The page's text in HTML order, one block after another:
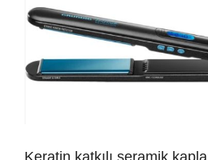
Keratin katkılı seramik